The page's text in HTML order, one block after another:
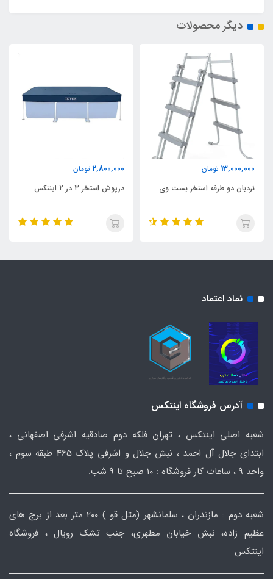
دیگر محصولات
13,000,000 تومان
نردبان دو طرفه استخر بست وی
2,800,000 تومان
درپوش استخر ۳ در ۲ اینتکس
نماد اعتماد
آدرس فروشگاه اینتکس
شعبه اصلی اینتکس ، تهران فلکه دوم صادقیه اشرفی اصفهانی ،
ابتدای جلال آل احمد ، نبش جلال و اشرفی پلاک 465 طبقه سوم ،
واحد ۹ ، ساعات کار فروشگاه : ۱۰ صبح تا ۹ شب.
شعبه دوم : مازندران ، سلمانشهر (متل قو ) ۲۰۰ متر بعد از برج های
عظیم زاده، نبش خیابان مطهری، جنب تشک رویال ، فروشگاه
اینتکس